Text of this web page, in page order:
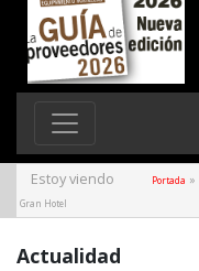
Estoy viendo Portada »
Gran Hotel
Actualidad